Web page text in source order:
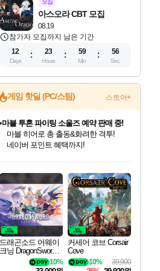
모집
08.19
아스오라 CBT 모집
참가자 모집까지 남은 기간
12
Days
23
Hours
59
Min
54
Sec
게임 핫딜 (PC/스팀) 스토어+
네이버혜택과 함께 만나보세요!
50%할인&추가 적립까지!
이니&베니 혜택까지!
네이버 혜택가와 함께 예약하세요!
할인&네이버혜택으로 만나보세요!
네이버페이 혜택과 만나보세요!
40주년 프로모션으로 만나보세요!
네이버 포인트 혜택까지!
캡콤 프렌차이즈 할인 진행 중!
몬헌, 바하 등 인기 IP를
할인가에 만나보세요!
일부 에디션 상시 할인!
혜택으로 예약 판매 중
편안하게 충전하세요
드래곤소드 어웨이
크닝 DragonSword A
10%
커세어 코브 Corsair
Cove
39,900
10%